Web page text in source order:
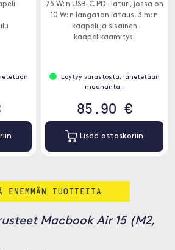
75 W: n USB-C PD -laturi, jossa on
10 W: n langaton lataus, 3 m: n
kaapeli ja sisäinen
kaapelikäämitys.
Löytyy varastosta, lähetetään
maananta..
85.90 €
Lisää ostoskoriin
ENEMMÄN TUOTTEITA
Macbook Air 15 (M2,